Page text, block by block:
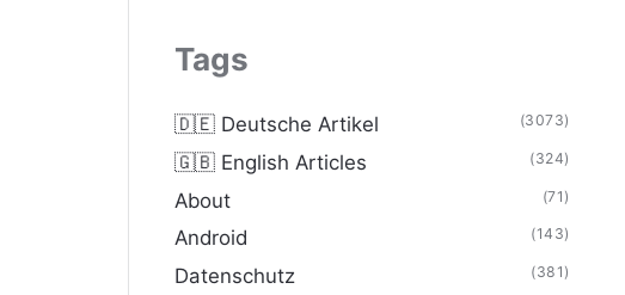
Tags
🇩🇪 Deutsche Artikel (3073)
🇬🇧 English Articles (324)
About (71)
Android (143)
Datenschutz (381)